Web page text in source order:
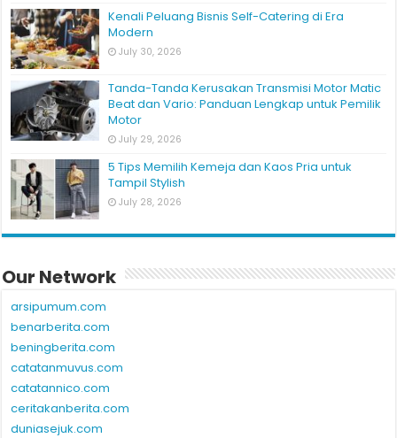
Kenali Peluang Bisnis Self-Catering di Era
Modern
July 30, 2026
Tanda-Tanda Kerusakan Transmisi Motor Matic
Beat dan Vario: Panduan Lengkap untuk Pemilik
Motor
July 29, 2026
5 Tips Memilih Kemeja dan Kaos Pria untuk
Tampil Stylish
July 28, 2026
Our Network
arsipumum.com
benarberita.com
beningberita.com
catatanmuvus.com
catatannico.com
ceritakanberita.com
duniasejuk.com